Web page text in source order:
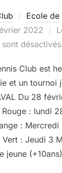
Ecole
2022
sont désactivés.
Club est
et un tournoi
Du 28
: lundi
:
Vert : Jeudi 3
jeune